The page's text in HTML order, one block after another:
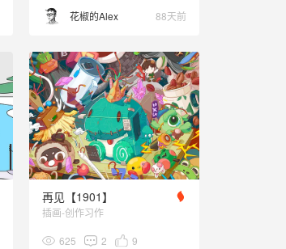
花椒的Alex 88天前
再见【1901】
插画-创作习作
625 2 9